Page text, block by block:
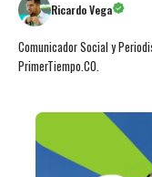
Ricardo Vega
Comunicador Social y
PrimerTiempo.CO.